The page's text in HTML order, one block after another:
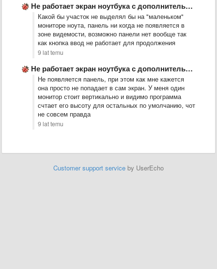
Не работает экран ноутбука с дополнительными мониторами
Какой бы участок не выделял бы на "маленьком"
мониторе ноута, панель ни когда не появляется в
зоне видемости, возможно панели нет вообще так
как кнопка ввод не работает для продолжения
9 lat temu
Не работает экран ноутбука с дополнительными мониторами
Не появляется панель, при этом как мне кажется
она просто не попадает в сам экран. У меня один
монитор стоит вертикально и видимо программа
счтает его высоту для остальных по умолчанию, чот
не совсем правда
9 lat temu
Customer support service by UserEcho